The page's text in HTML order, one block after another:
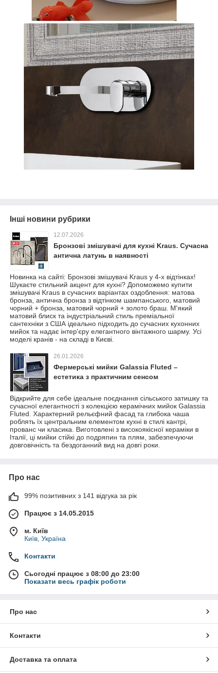
Інші новини рубрики
12.07.2026
Бронзові змішувачі для кухні Kraus. Сучасна
антична латунь в наявності
Новинка на сайті: Бронзові змішувачі Kraus у 4-х відтінках!
Шукаєте стильний акцент для кухні? Допоможемо купити
змішувачі Kraus в сучасних варіантах оздоблення: матова
бронза, антична бронза з відтінком шампанського, матовий
чорний + бронза, матовий чорний + золото браш. М'який
матовий блиск та індустріальний стиль преміальної
сантехніки з США ідеально підходить до сучасних кухонних
мийок та надає інтер'єру елегантного вінтажного шарму. Усі
моделі кранів - на складі в Києві.
26.01.2026
Фермерські мийки Galassia Fluted –
естетика з практичним сенсом
Відкрийте для себе ідеальне поєднання сільського затишку та
сучасної елегантності з колекцією керамічних мийок Galassia
Fluted. Характерний рельєфний фасад та глибока чаша
роблять їх центральним елементом кухні в стилі кантрі,
прованс чи класика. Виготовлені з високоякісної кераміки в
Італії, ці мийки стійкі до подряпин та плям, забезпечуючи
довговічність та бездоганний вид на довгі роки.
Про нас
99% позитивних з 141 відгука за рік
Працює з 14.05.2015
м. Київ
Київ, Україна
Контакти
Сьогодні працює з 08:00 до 23:00
Показати весь графік роботи
Про нас
Контакти
Доставка та оплата